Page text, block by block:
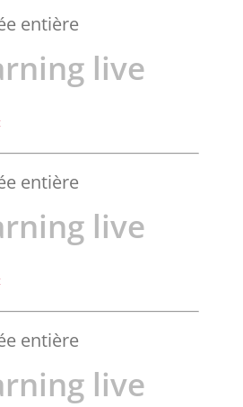
entière
live
entière
live
entière
live